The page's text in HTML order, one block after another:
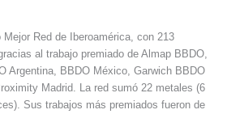
Red de Iberoamérica, con 213
al trabajo premiado de Almap BBDO,
Argentina, BBDO México, Garwich BBDO
Madrid. La red sumó 22 metales (6
Sus trabajos más premiados fueron de